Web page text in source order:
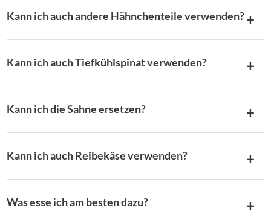
Kann ich auch andere Hähnchenteile verwenden?
Kann ich auch Tiefkühlspinat verwenden?
Kann ich die Sahne ersetzen?
Kann ich auch Reibekäse verwenden?
Was esse ich am besten dazu?